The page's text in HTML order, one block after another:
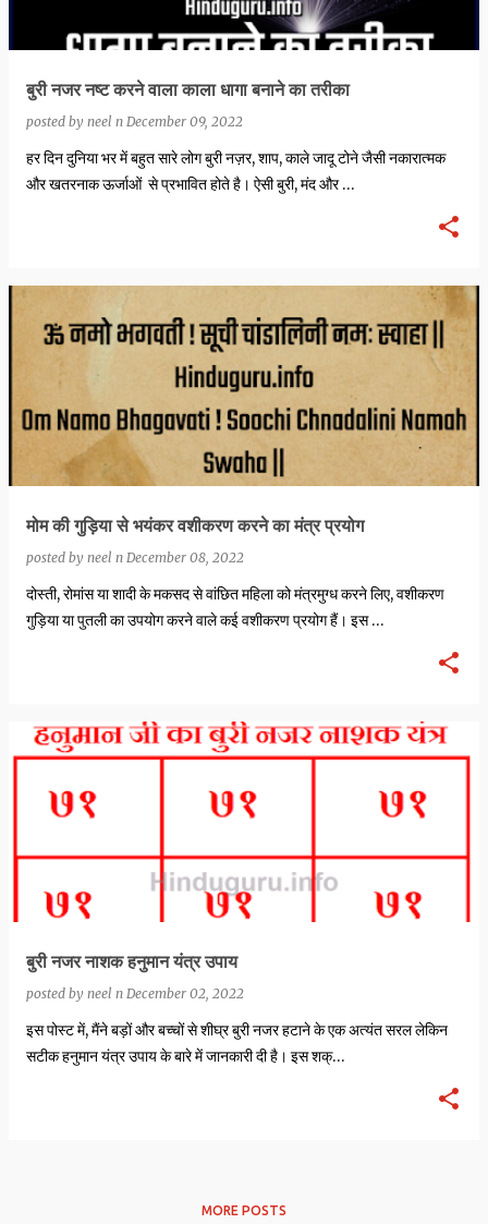
बुरी नजर नष्ट करने वाला काला धागा बनाने का तरीका
posted by neel n December 09, 2022
हर दिन दुनिया भर में बहुत सारे लोग बुरी नज़र, शाप, काले जादू टोने जैसी नकारात्मक
और खतरनाक ऊर्जाओं से प्रभावित होते है। ऐसी बुरी, मंद और …
मोम की गुड़िया से भयंकर वशीकरण करने का मंत्र प्रयोग
posted by neel n December 08, 2022
दोस्ती, रोमांस या शादी के मकसद से वांछित महिला को मंत्रमुग्ध करने लिए, वशीकरण
गुड़िया या पुतली का उपयोग करने वाले कई वशीकरण प्रयोग हैं। इस …
बुरी नजर नाशक हनुमान यंत्र उपाय
posted by neel n December 02, 2022
इस पोस्ट में, मैंने बड़ों और बच्चों से शीघ्र बुरी नजर हटाने के एक अत्यंत सरल लेकिन
सटीक हनुमान यंत्र उपाय के बारे में जानकारी दी है। इस शक्…
MORE POSTS